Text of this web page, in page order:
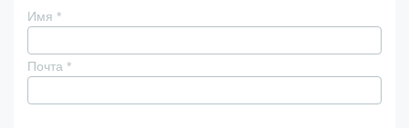
Имя *
Почта *